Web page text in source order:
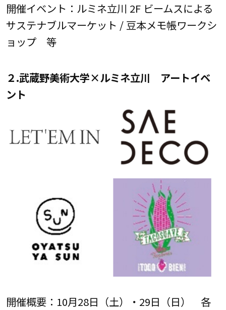
開催イベント：ルミネ立川 2F ビームスによる
サステナブルマーケット / 豆本メモ帳ワークシ
ョップ 等
２.武蔵野美術大学×ルミネ立川 アートイベ
ント
開催概要：10月28日（土）・29日（日） 各